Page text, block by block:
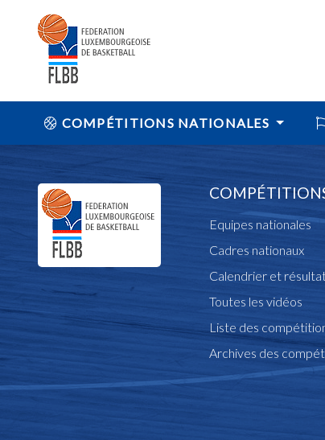
COMPÉTITIONS NATIONALES
Equipes nationales
Cadres nationaux
Calendrier et
Toutes les vidéos
Liste des
Archives des